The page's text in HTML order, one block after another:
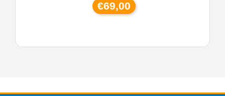
€69,00